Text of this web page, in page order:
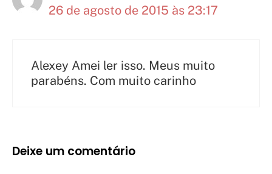
26 de agosto de 2015 às 23:17
Alexey Amei ler isso. Meus muito
parabéns. Com muito carinho
Deixe um comentário